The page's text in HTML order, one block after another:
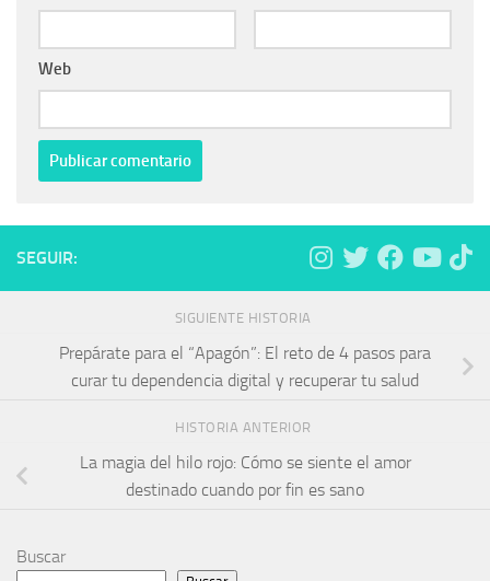
Web
SEGUIR:
SIGUIENTE HISTORIA
Prepárate para el “Apagón”: El reto de 4 pasos para
curar tu dependencia digital y recuperar tu salud
HISTORIA ANTERIOR
La magia del hilo rojo: Cómo se siente el amor
destinado cuando por fin es sano
Buscar